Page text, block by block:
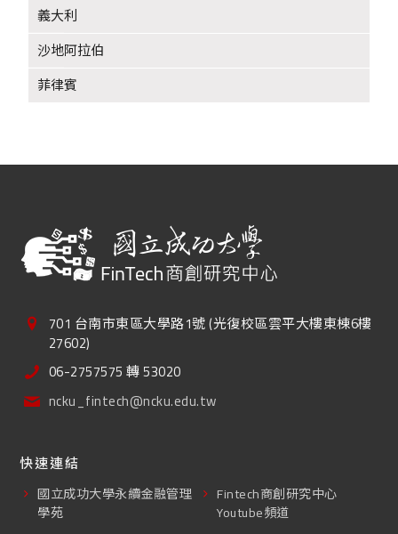
義大利
沙地阿拉伯
菲律賓
701 台南市東區大學路1號 (光復校區雲平大樓東棟6樓
27602)
06-2757575 轉 53020
ncku_fintech@ncku.edu.tw
快速連結
國立成功大學永續金融管理
學苑
Fintech商創研究中心
Youtube頻道